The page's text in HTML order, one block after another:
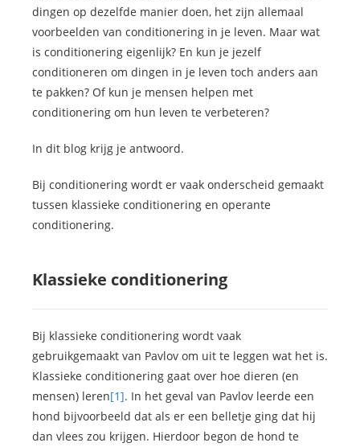
dingen op dezelfde manier doen, het zijn allemaal
voorbeelden van conditionering in je leven. Maar wat
is conditionering eigenlijk? En kun je jezelf
conditioneren om dingen in je leven toch anders aan
te pakken? Of kun je mensen helpen met
conditionering om hun leven te verbeteren?
In dit blog krijg je antwoord.
Bij conditionering wordt er vaak onderscheid gemaakt
tussen klassieke conditionering en operante
conditionering.
Klassieke conditionering
Bij klassieke conditionering wordt vaak
gebruikgemaakt van Pavlov om uit te leggen wat het is.
Klassieke conditionering gaat over hoe dieren (en
mensen) leren[1]. In het geval van Pavlov leerde een
hond bijvoorbeeld dat als er een belletje ging dat hij
dan vlees zou krijgen. Hierdoor begon de hond te